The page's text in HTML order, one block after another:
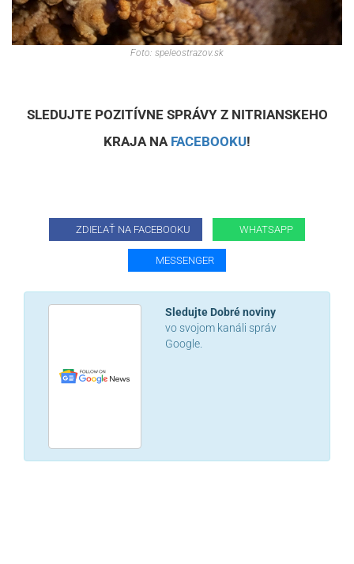
Foto: speleostrazov.sk
SLEDUJTE POZITÍVNE SPRÁVY Z NITRIANSKEHO
KRAJA NA FACEBOOKU!
ZDIEĽAŤ NA FACEBOOKU WHATSAPP
MESSENGER
Sledujte Dobré noviny
vo svojom kanáli správ
Google.